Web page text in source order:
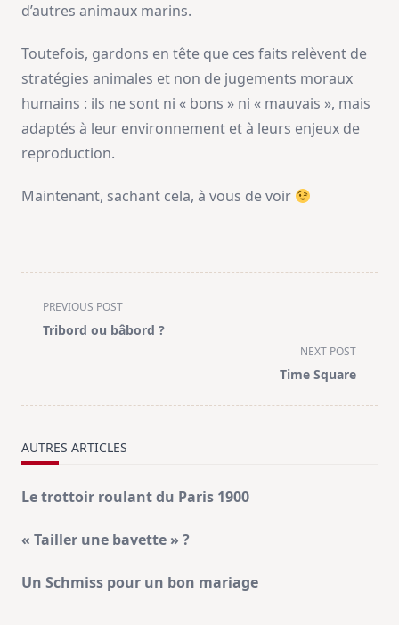
d’autres animaux marins.
Toutefois, gardons en tête que ces faits relèvent de
stratégies animales et non de jugements moraux
humains : ils ne sont ni « bons » ni « mauvais », mais
adaptés à leur environnement et à leurs enjeux de
reproduction.
Maintenant, sachant cela, à vous de voir
<span
class="nav-
text">Page</span>
PREVIOUS POST
Tribord ou bâbord ?
NEXT POST
Time Square
AUTRES ARTICLES
Le trottoir roulant du Paris 1900
« Tailler une bavette » ?
Un Schmiss pour un bon mariage